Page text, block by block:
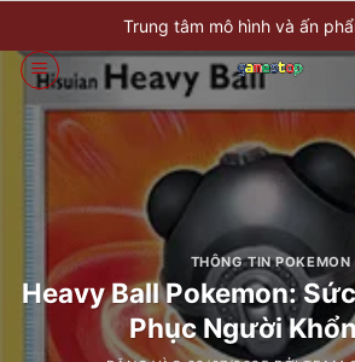
qua
nội
dung
Trung tâm mô hình và ấn
THÔNG TIN POKEMON
Heavy Ball Pokemon:
Phục Người